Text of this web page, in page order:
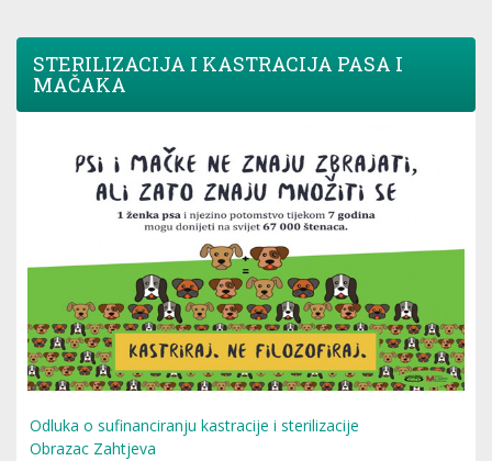
STERILIZACIJA I KASTRACIJA PASA I
MAČAKA
Odluka o sufinanciranju kastracije i sterilizacije
Obrazac Zahtjeva